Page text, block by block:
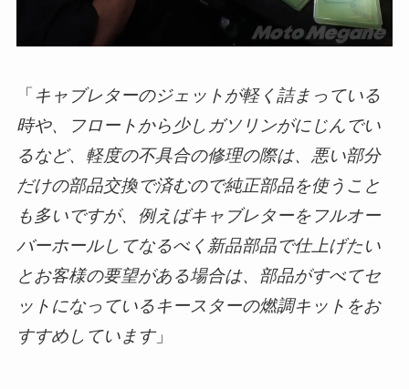
「 キャブレターのジェットが軽く詰まっている
時や、フロートから少しガソリンがにじんでい
るなど、軽度の不具合の修理の際は、悪い部分
だけの部品交換で済むので純正部品を使うこと
も多いですが、例えばキャブレターをフルオー
バーホールしてなるべく新品部品で仕上げたい
とお客様の要望がある場合は、部品がすべてセ
ットになっているキースターの燃調キットをお
すすめしています」